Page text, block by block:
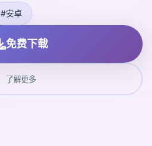
#安卓
免费下载
了解更多